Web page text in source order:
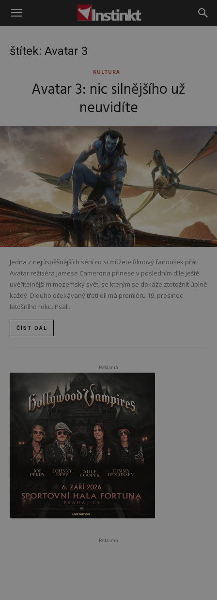
Instinkt
štítek: Avatar 3
KULTURA
Avatar 3: nic silnějšího už
neuvidíte
Jedna z nejúspěšnějších sérií co si můžete filmový fanoušek přát.
Avatar režiséra Jamese Camerona přinese v posledním díle ještě
uvěřitelnější mimozemský svět, se kterým se dokáže ztotožnit úplně
každý. Dlouho očekávaný třetí díl má premiéru 19. prosinec
letošního roku. Psal...
ČÍST DÁL
Reklama
Reklama